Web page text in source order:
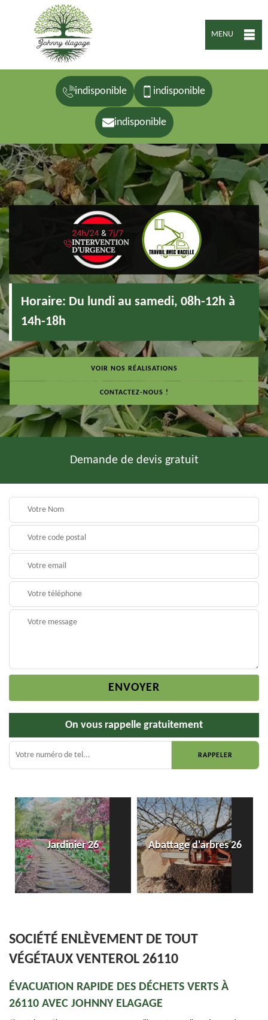
MENU
indisponible indisponible
indisponible
Horaire: Du lundi au samedi, 08h-12h à
14h-18h
VOIR NOS RÉALISATIONS
CONTACTEZ-NOUS !
Demande de devis gratuit
On vous rappelle gratuitement
Abattage d'arbres 26
Entreprise de pose
dallage et pavé
SOCIÉTÉ ENLÈVEMENT DE TOUT
VÉGÉTAUX VENTEROL 26110
ÉVACUATION RAPIDE DES DÉCHETS VERTS À
26110 AVEC JOHNNY ELAGAGE